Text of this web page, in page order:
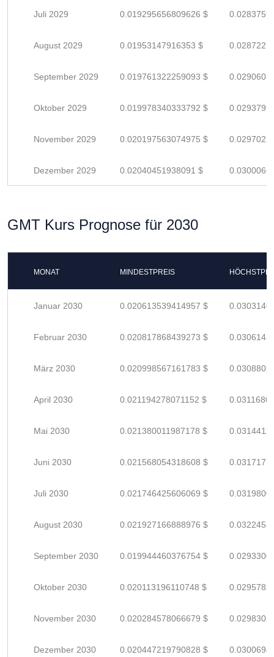
Juli 2029 0.019295656809626 $
August 2029 0.01953147916353 $
September 2029 0.019761322259093 $
Oktober 2029 0.019978340333792 $
November 2029 0.020197563074975 $
Dezember 2029 0.02040451938091 $
GMT Kurs Prognose für 2030
MONAT MINDESTPREIS
Januar 2030 0.020613539414957 $
Februar 2030 0.020817868439273 $
März 2030 0.020998567161783 $
April 2030 0.021194278071152 $
Mai 2030 0.021380011987178 $
Juni 2030 0.021568054318608 $
Juli 2030 0.021746425606069 $
August 2030 0.021927166888976 $
September 2030 0.019944460376754 $
Oktober 2030 0.020113196110748 $
November 2030 0.020284578066679 $
Dezember 2030 0.020447219790828 $